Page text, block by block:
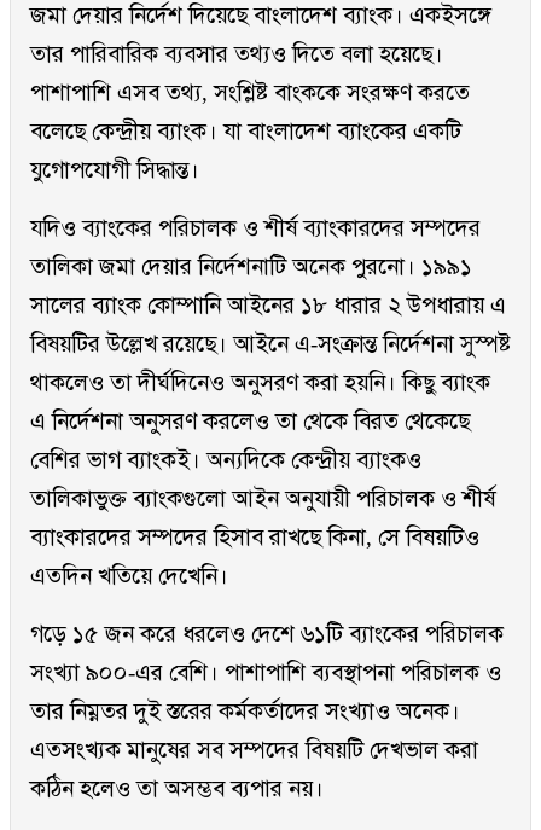
জমা দেয়ার নির্দেশ দিয়েছে বাংলাদেশ ব্যাংক। একইসঙ্গে
তার পারিবারিক ব্যবসার তথ্যও দিতে বলা হয়েছে।
পাশাপাশি এসব তথ্য, সংশ্লিষ্ট বাংককে সংরক্ষণ করতে
বলেছে কেন্দ্রীয় ব্যাংক। যা বাংলাদেশ ব্যাংকের একটি
যুগোপযোগী সিদ্ধান্ত।
যদিও ব্যাংকের পরিচালক ও শীর্ষ ব্যাংকারদের সম্পদের
তালিকা জমা দেয়ার নির্দেশনাটি অনেক পুরনো। ১৯৯১
সালের ব্যাংক কোম্পানি আইনের ১৮ ধারার ২ উপধারায় এ
বিষয়টির উল্লেখ রয়েছে। আইনে এ-সংক্রান্ত নির্দেশনা সুস্পষ্ট
থাকলেও তা দীর্ঘদিনেও অনুসরণ করা হয়নি। কিছু ব্যাংক
এ নির্দেশনা অনুসরণ করলেও তা থেকে বিরত থেকেছে
বেশির ভাগ ব্যাংকই। অন্যদিকে কেন্দ্রীয় ব্যাংকও
তালিকাভুক্ত ব্যাংকগুলো আইন অনুযায়ী পরিচালক ও শীর্ষ
ব্যাংকারদের সম্পদের হিসাব রাখছে কিনা, সে বিষয়টিও
এতদিন খতিয়ে দেখেনি।
গড়ে ১৫ জন করে ধরলেও দেশে ৬১টি ব্যাংকের পরিচালক
সংখ্যা ৯০০-এর বেশি। পাশাপাশি ব্যবস্থাপনা পরিচালক ও
তার নিম্নতর দুই স্তরের কর্মকর্তাদের সংখ্যাও অনেক।
এতসংখ্যক মানুষের সব সম্পদের বিষয়টি দেখভাল করা
কঠিন হলেও তা অসম্ভব ব্যপার নয়।